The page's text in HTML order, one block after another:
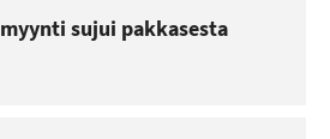
sujui pakkasesta